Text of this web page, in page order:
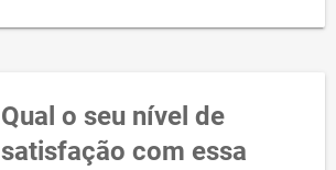
Qual o seu nível de
satisfação com essa